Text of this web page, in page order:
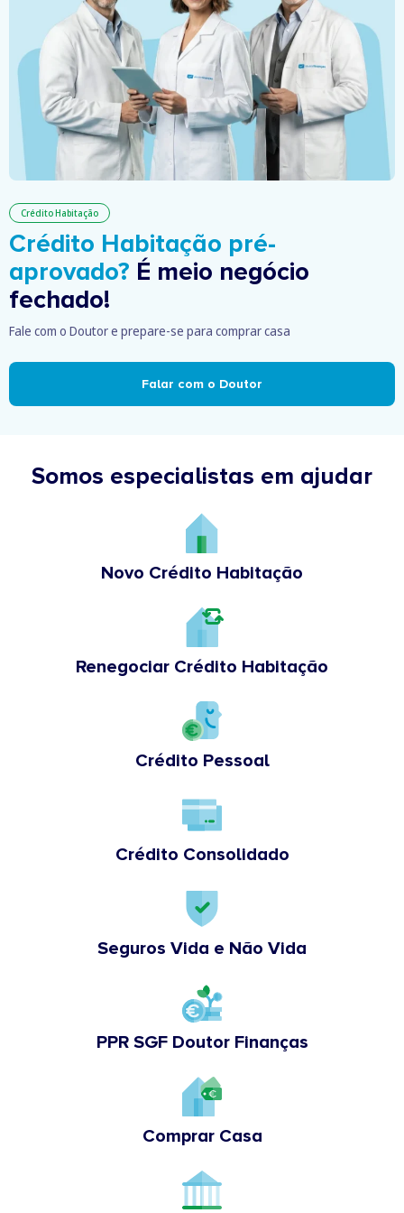
Crédito Habitação
Crédito Habitação pré-
aprovado? É meio negócio
fechado!
Fale com o Doutor e prepare-se para comprar casa
Falar com o Doutor
Somos especialistas em ajudar
Novo Crédito Habitação
Renegociar Crédito Habitação
Crédito Pessoal
Crédito Consolidado
Seguros Vida e Não Vida
PPR SGF Doutor Finanças
Comprar Casa